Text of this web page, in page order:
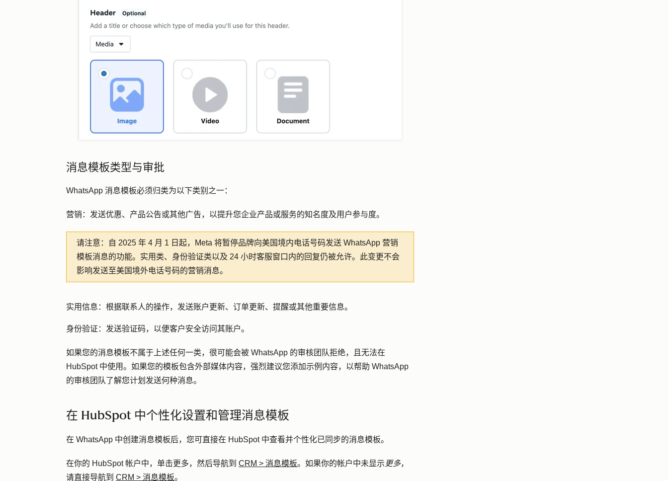
消息模板类型与审批
WhatsApp 消息模板必须归类为以下类别之一：
营销： 发送优惠、产品公告或其他广告，以提升您企业产品或服务的知名度及用户参与度。
请注意：
自 2025 年 4 月 1 日起，Meta 将暂停品牌向美国境内电话号码发送 WhatsApp 营销
模板消息的功能。实用类、身份验证类以及 24 小时客服窗口内的回复仍被允许。此变更不会
影响发送至美国境外电话号码的营销消息。
实用信息： 根据联系人的操作，发送账户更新、订单更新、提醒或其他重要信息。
身份验证： 发送验证码，以便客户安全访问其账户。
如果您的消息模板不属于上述任何一类，很可能会被 WhatsApp 的审核团队拒绝，且无法在
HubSpot 中使用。如果您的模板包含外部媒体内容，强烈建议您添加示例内容，以帮助 WhatsApp
的审核团队了解您计划发送何种消息。
在 HubSpot 中个性化设置和管理消息模板
在 WhatsApp 中创建消息模板后，您可直接在 HubSpot 中查看并个性化已同步的消息模板。
在你的 HubSpot 帐户中，单击更多，然后导航到 CRM > 消息模板。如果你的帐户中未显示 更多，
请直接导航到 CRM > 消息模板。